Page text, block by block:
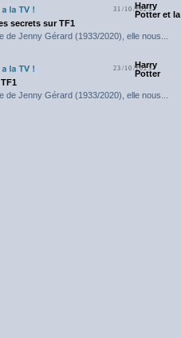
31/10/2023
Harry
Potter et la
secrets sur TF1
de Jenny Gérard (1933/2020), elle nous...
23/10/2023
Harry
Potter
de Jenny Gérard (1933/2020), elle nous...